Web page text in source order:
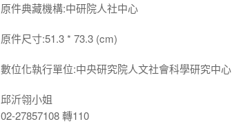
原件典藏機構:中研院人社中心
原件尺寸:51.3 * 73.3 (cm)
數位化執行單位:中央研究院人文社會科學研究中心
邱沂翎小姐
02-27857108 轉110